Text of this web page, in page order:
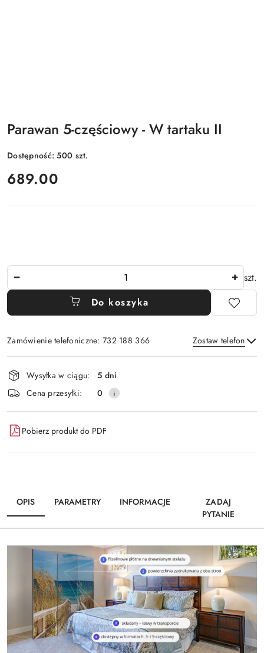
Parawan 5-częściowy - W tartaku II
Dostępność:500 szt.
cena:
689.00
szt.
Do koszyka
Zamówienie telefoniczne: 732 188 366 Zostaw telefon
Wyślij
Dostępność
i
dostawa
Wysyłka w ciągu:
5 dni
Cena przesyłki:
0
Pobierz produkt do PDF
OPIS PARAMETRY INFORMACJE
ZADAJ
PYTANIE